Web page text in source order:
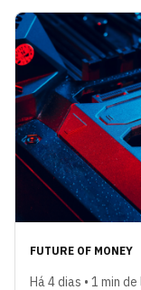
FUTURE OF MONEY
Há 4 dias • 1 min